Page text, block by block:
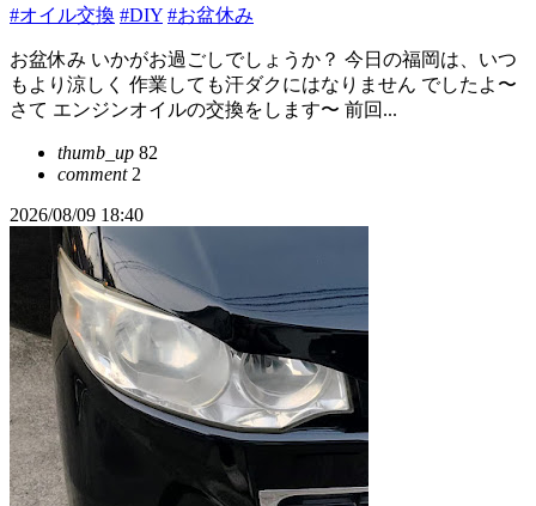
#オイル交換 #DIY #お盆休み
お盆休み いかがお過ごしでしょうか？ 今日の福岡は、いつ
もより涼しく 作業しても汗ダクにはなりません でしたよ〜
さて エンジンオイルの交換をします〜 前回...
thumb_up 82
comment2
2026/08/09 18:40